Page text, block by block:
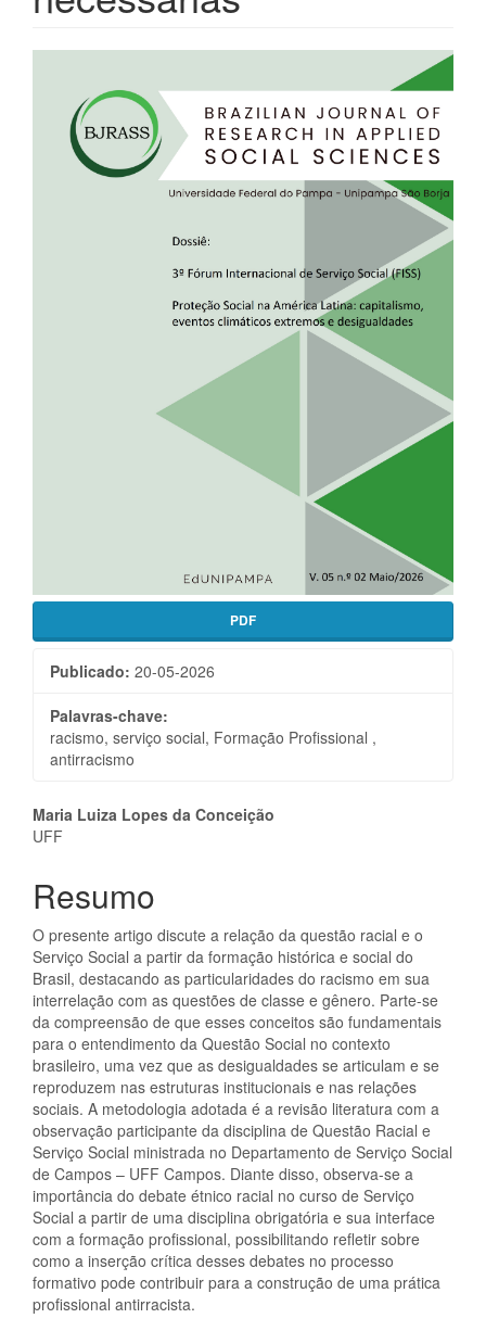
lateral
artigos
PDF
Publicado: 20-05-2026
Palavras-chave:
racismo, serviço social, Formação Profissional ,
antirracismo
Conteúdo
do
artigo
principal
Maria Luiza Lopes da Conceição
UFF
Resumo
O presente artigo discute a relação da questão racial e o
Serviço Social a partir da formação histórica e social do
Brasil, destacando as particularidades do racismo em sua
interrelação com as questões de classe e gênero. Parte-se
da compreensão de que esses conceitos são fundamentais
para o entendimento da Questão Social no contexto
brasileiro, uma vez que as desigualdades se articulam e se
reproduzem nas estruturas institucionais e nas relações
sociais. A metodologia adotada é a revisão literatura com a
observação participante da disciplina de Questão Racial e
Serviço Social ministrada no Departamento de Serviço Social
de Campos – UFF Campos. Diante disso, observa-se a
importância do debate étnico racial no curso de Serviço
Social a partir de uma disciplina obrigatória e sua interface
com a formação profissional, possibilitando refletir sobre
como a inserção crítica desses debates no processo
formativo pode contribuir para a construção de uma prática
profissional antirracista.